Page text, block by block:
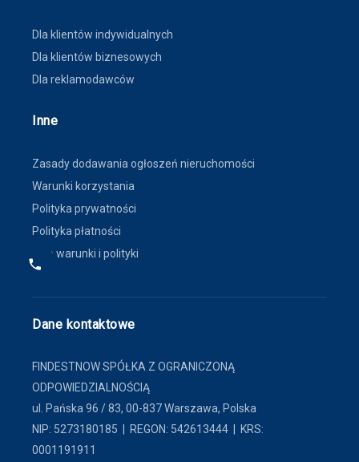
Dla klientów indywidualnych
Dla klientów biznesowych
Dla reklamodawców
Inne
Zasady dodawania ogłoszeń nieruchomości
Warunki korzystania
Polityka prywatności
Polityka płatności
Inne warunki i polityki
Dane kontaktowe
FINDESTNOW SPÓŁKA Z OGRANICZONĄ
ODPOWIEDZIALNOŚCIĄ
ul. Pańska 96 / 83, 00-837 Warszawa, Polska
NIP: 5273180185 | REGON: 542613444 | KRS:
0001191911